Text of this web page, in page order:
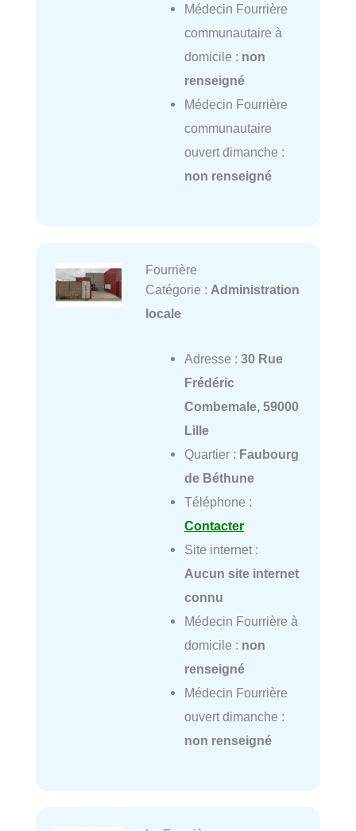
Médecin Fourrière
communautaire à
domicile : non
renseigné
Médecin Fourrière
communautaire
ouvert dimanche :
non renseigné
Fourrière
Catégorie : Administration
locale
Adresse : 30 Rue
Frédéric
Combemale, 59000
Lille
Quartier : Faubourg
de Béthune
Téléphone :
Contacter
Site internet :
Aucun site internet
connu
Médecin Fourrière à
domicile : non
renseigné
Médecin Fourrière
ouvert dimanche :
non renseigné